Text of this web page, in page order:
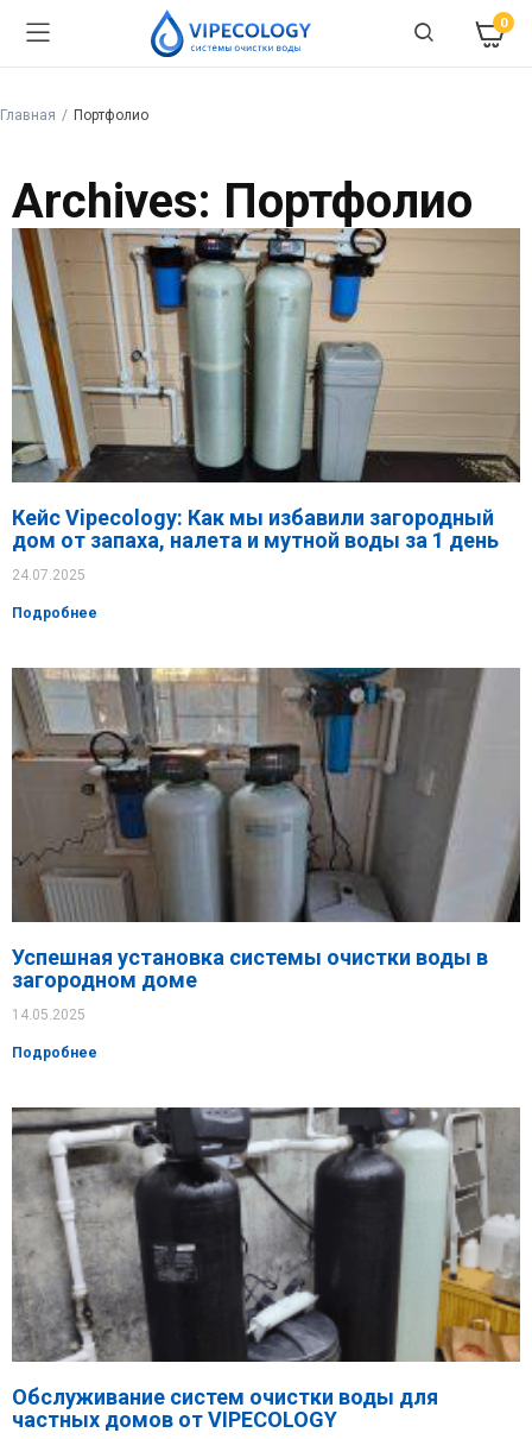
0
Главная Портфолио
Archives: Портфолио
Кейс Vipecology: Как мы избавили загородный
дом от запаха, налета и мутной воды за 1 день
24.07.2025
Подробнее
Успешная установка системы очистки воды в
загородном доме
14.05.2025
Подробнее
Обслуживание систем очистки воды для
частных домов от VIPECOLOGY